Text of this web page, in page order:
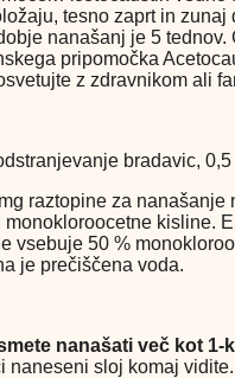
tesno zaprt in zunaj
nanašanj je 5 tednov.
pripomočka
z zdravnikom ali
bradavic, 0,5
raztopine za nanašanje
monokloroocetne kisline.
vsebuje 50 %
je prečiščena voda.
nanašati več kot 1-
naneseni sloj komaj vidite.